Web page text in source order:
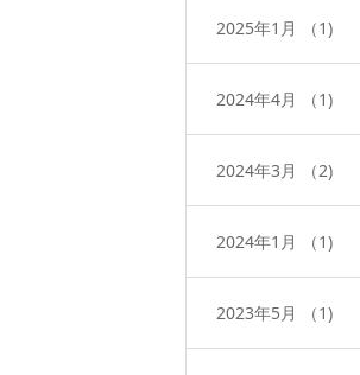
2025年1月 （1)
2024年4月 （1)
2024年3月 （2)
2024年1月 （1)
2023年5月 （1)